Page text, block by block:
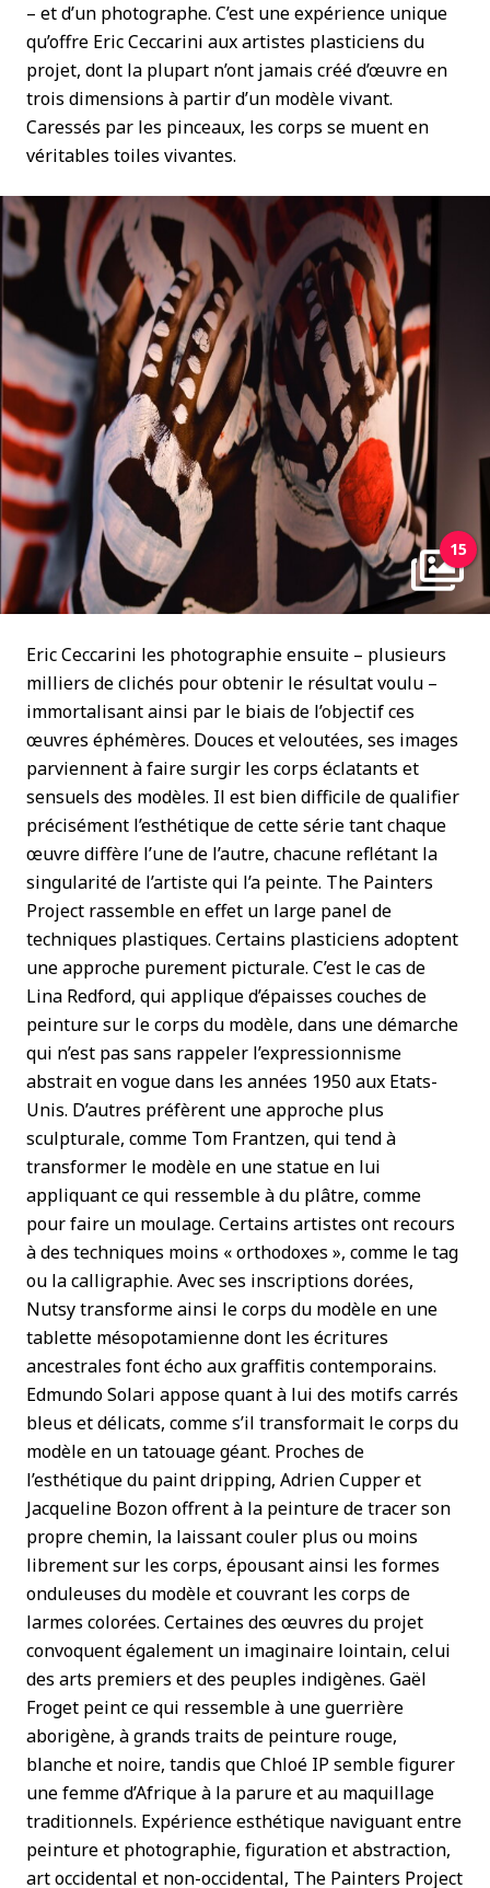
– et d’un photographe. C’est une expérience unique
qu’offre Eric Ceccarini aux artistes plasticiens du
projet, dont la plupart n’ont jamais créé d’œuvre en
trois dimensions à partir d’un modèle vivant.
Caressés par les pinceaux, les corps se muent en
véritables toiles vivantes.
15
Eric Ceccarini les photographie ensuite – plusieurs
milliers de clichés pour obtenir le résultat voulu –
immortalisant ainsi par le biais de l’objectif ces
œuvres éphémères. Douces et veloutées, ses images
parviennent à faire surgir les corps éclatants et
sensuels des modèles. Il est bien difficile de qualifier
précisément l’esthétique de cette série tant chaque
œuvre diffère l’une de l’autre, chacune reflétant la
singularité de l’artiste qui l’a peinte. The Painters
Project rassemble en effet un large panel de
techniques plastiques. Certains plasticiens adoptent
une approche purement picturale. C’est le cas de
Lina Redford, qui applique d’épaisses couches de
peinture sur le corps du modèle, dans une démarche
qui n’est pas sans rappeler l’expressionnisme
abstrait en vogue dans les années 1950 aux Etats-
Unis. D’autres préfèrent une approche plus
sculpturale, comme Tom Frantzen, qui tend à
transformer le modèle en une statue en lui
appliquant ce qui ressemble à du plâtre, comme
pour faire un moulage. Certains artistes ont recours
à des techniques moins « orthodoxes », comme le tag
ou la calligraphie. Avec ses inscriptions dorées,
Nutsy transforme ainsi le corps du modèle en une
tablette mésopotamienne dont les écritures
ancestrales font écho aux graffitis contemporains.
Edmundo Solari appose quant à lui des motifs carrés
bleus et délicats, comme s’il transformait le corps du
modèle en un tatouage géant. Proches de
l’esthétique du paint dripping, Adrien Cupper et
Jacqueline Bozon offrent à la peinture de tracer son
propre chemin, la laissant couler plus ou moins
librement sur les corps, épousant ainsi les formes
onduleuses du modèle et couvrant les corps de
larmes colorées. Certaines des œuvres du projet
convoquent également un imaginaire lointain, celui
des arts premiers et des peuples indigènes. Gaël
Froget peint ce qui ressemble à une guerrière
aborigène, à grands traits de peinture rouge,
blanche et noire, tandis que Chloé IP semble figurer
une femme d’Afrique à la parure et au maquillage
traditionnels. Expérience esthétique naviguant entre
peinture et photographie, figuration et abstraction,
art occidental et non-occidental, The Painters Project